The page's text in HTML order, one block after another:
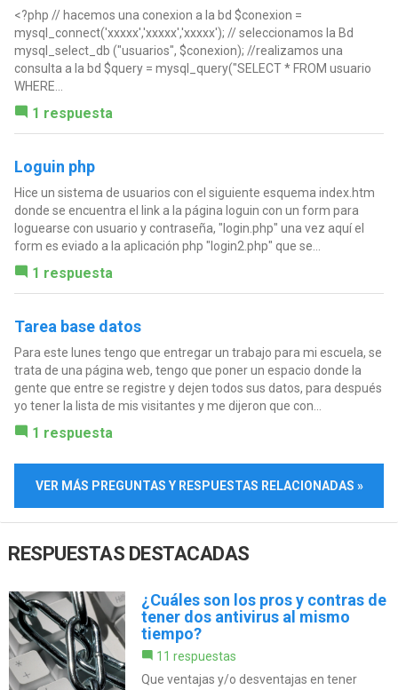
<?php // hacemos una conexion a la bd $conexion =
mysql_connect('xxxxx','xxxxx','xxxxx'); // seleccionamos la Bd
mysql_select_db ("usuarios", $conexion); //realizamos una
consulta a la bd $query = mysql_query("SELECT * FROM usuario
WHERE...
1 respuesta
Loguin php
Hice un sistema de usuarios con el siguiente esquema index.htm
donde se encuentra el link a la página loguin con un form para
loguearse con usuario y contraseña, "login.php" una vez aquí el
form es eviado a la aplicación php "login2.php" que se...
1 respuesta
Tarea base datos
Para este lunes tengo que entregar un trabajo para mi escuela, se
trata de una página web, tengo que poner un espacio donde la
gente que entre se registre y dejen todos sus datos, para después
yo tener la lista de mis visitantes y me dijeron que con...
1 respuesta
VER MÁS PREGUNTAS Y RESPUESTAS RELACIONADAS »
RESPUESTAS DESTACADAS
¿Cuáles son los pros y contras de
tener dos antivirus al mismo
tiempo?
11 respuestas
Que ventajas y/o desventajas en tener